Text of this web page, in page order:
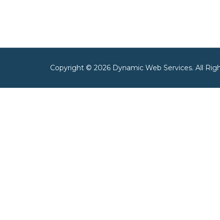
Copyright © 2026 Dynamic Web Services. All